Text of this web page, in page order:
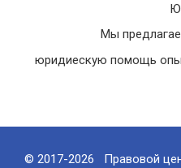
Мы
юридиескую помощь
© 2017-2026 Правовой